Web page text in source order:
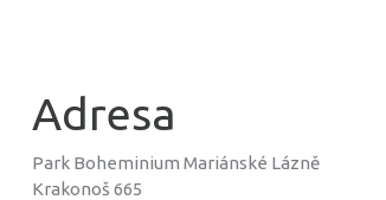
Adresa
Park Boheminium Mariánské Lázně
Krakonoš 665